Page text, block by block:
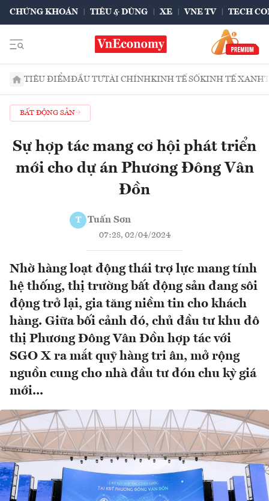
CHỨNG KHOÁN TIÊU & DÙNG XE VNE TV TECH
TIÊU ĐIỂMĐẦU TƯTÀI CHÍNHKINH TẾ SỐKINH TẾ XANH
BẤT ĐỘNG SẢN
Sự hợp tác mang cơ hội phát triển
mới cho dự án Phương Đông Vân
Đồn
T Tuấn Sơn
07:28, 02/04/2024
Nhờ hàng loạt động thái trợ lực mang tính
hệ thống, thị trường bất động sản đang sôi
động trở lại, gia tăng niềm tin cho khách
hàng. Giữa bối cảnh đó, chủ đầu tư khu đô
thị Phương Đông Vân Đồn hợp tác với
SGO X ra mắt quỹ hàng tri ân, mở rộng
nguồn cung cho nhà đầu tư đón chu kỳ giá
mới...